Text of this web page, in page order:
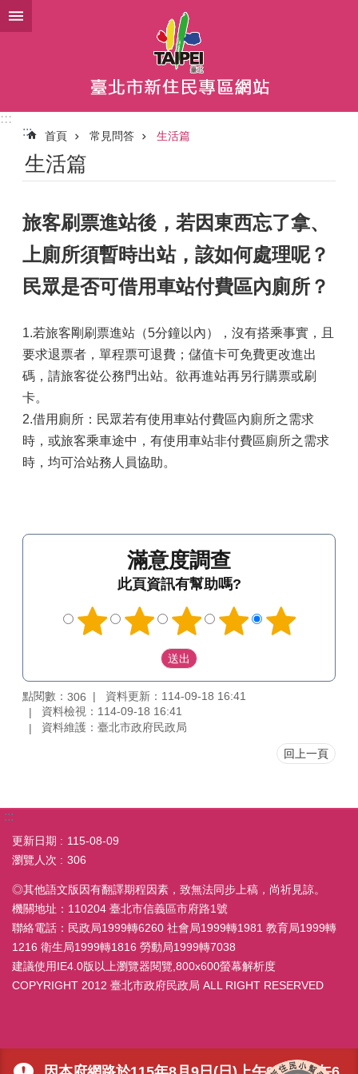
跳到主要內容區塊
:::
::: 首頁 常見問答 生活篇
生活篇
旅客刷票進站後，若因東西忘了拿、
上廁所須暫時出站，該如何處理呢？
民眾是否可借用車站付費區內廁所？
1.若旅客剛刷票進站（5分鐘以內），沒有搭乘事實，且
要求退票者，單程票可退費；儲值卡可免費更改進出
碼，請旅客從公務門出站。欲再進站再另行購票或刷
卡。
2.借用廁所：民眾若有使用車站付費區內廁所之需求
時，或旅客乘車途中，有使用車站非付費區廁所之需求
時，均可洽站務人員協助。
滿意度調查
此頁資訊有幫助嗎?
點閱數： 306
資料更新：114-09-18 16:41
資料檢視：114-09-18 16:41
資料維護：臺北市政府民政局
回上一頁
:::
更新日期
115-08-09
瀏覽人次
306
◎其他語文版因有翻譯期程因素，致無法同步上稿，尚祈見諒。
機關地址：110204 臺北市信義區市府路1號
聯絡電話：民政局1999轉6260 社會局1999轉1981 教育局1999轉
1216 衛生局1999轉1816 勞動局1999轉7038
建議使用IE4.0版以上瀏覽器閱覽,800x600螢幕解析度
COPYRIGHT 2012 臺北市政府民政局 ALL RIGHT RESERVED